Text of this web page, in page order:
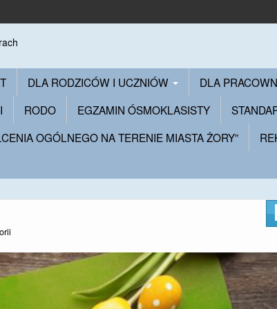
DLA RODZICÓW I UCZNIÓW DLA
RODO EGZAMIN ÓSMOKLASISTY
OGÓLNEGO NA TERENIE MIASTA ŻORY”